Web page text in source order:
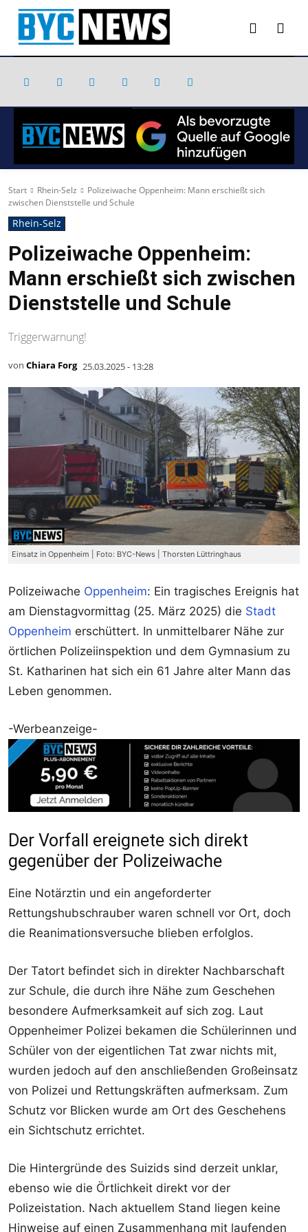
Start Rhein-Selz
Polizeiwache Oppenheim: Mann erschießt sich
zwischen Dienststelle und Schule
Rhein-Selz
Polizeiwache Oppenheim:
Mann erschießt sich zwischen
Dienststelle und Schule
Triggerwarnung!
von Chiara Forg 25.03.2025 - 13:28
Einsatz in Oppenheim | Foto: BYC-News | Thorsten Lüttringhaus
Polizeiwache Oppenheim: Ein tragisches Ereignis hat
am Dienstagvormittag (25. März 2025) die Stadt
Oppenheim erschüttert. In unmittelbarer Nähe zur
örtlichen Polizeiinspektion und dem Gymnasium zu
St. Katharinen hat sich ein 61 Jahre alter Mann das
Leben genommen.
-Werbeanzeige-
Der Vorfall ereignete sich direkt
gegenüber der Polizeiwache
Eine Notärztin und ein angeforderter
Rettungshubschrauber waren schnell vor Ort, doch
die Reanimationsversuche blieben erfolglos.
Der Tatort befindet sich in direkter Nachbarschaft
zur Schule, die durch ihre Nähe zum Geschehen
besondere Aufmerksamkeit auf sich zog. Laut
Oppenheimer Polizei bekamen die Schülerinnen und
Schüler von der eigentlichen Tat zwar nichts mit,
wurden jedoch auf den anschließenden Großeinsatz
von Polizei und Rettungskräften aufmerksam. Zum
Schutz vor Blicken wurde am Ort des Geschehens
ein Sichtschutz errichtet.
Die Hintergründe des Suizids sind derzeit unklar,
ebenso wie die Örtlichkeit direkt vor der
Polizeistation. Nach aktuellem Stand liegen keine
Hinweise auf einen Zusammenhang mit laufenden